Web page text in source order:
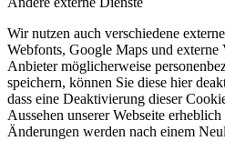
Wir nutzen auch verschiedene
Webfonts, Google Maps und externe
Anbieter möglicherweise
speichern, können Sie diese hier
dass eine Deaktivierung dieser
Aussehen unserer Webseite
Änderungen werden nach einem